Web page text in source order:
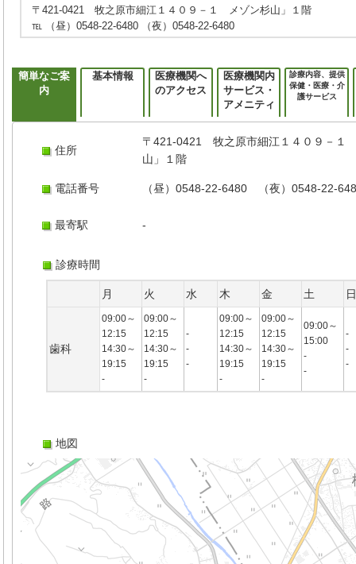
〒421-0421 牧之原市細江１４０９－１ メゾン杉山」１階
℡ （昼）0548-22-6480 （夜）0548-22-6480
簡単なご案
内
基本情報
医療機関へ
のアクセス
医療機関内
サービス・
アメニティ
診療内容、提供
保健・医療・介
護サービス
住所
〒421-0421 牧之原市細江１４０９－１
山」１階
電話番号 （昼）0548-22-6480 （夜）0548-22-
最寄駅 -
診療時間
月 火 水 木 金 土
歯科
09:00～
12:15
14:30～
19:15
-
09:00～
12:15
14:30～
19:15
-
-
-
-
09:00～
12:15
14:30～
19:15
-
09:00～
12:15
14:30～
19:15
-
09:00～
15:00
-
-
-
-
-
地図